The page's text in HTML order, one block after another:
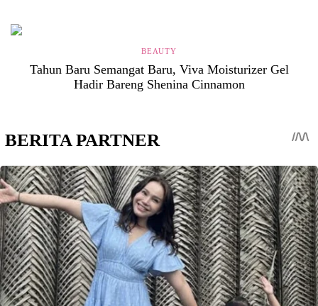
BEAUTY
Tahun Baru Semangat Baru, Viva Moisturizer Gel
Hadir Bareng Shenina Cinnamon